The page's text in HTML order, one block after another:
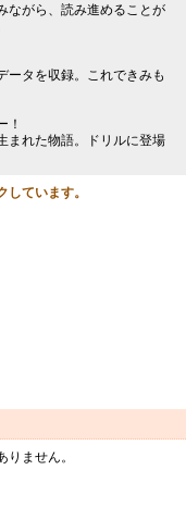
ながら、読み進めることが
ータを収録。これできみも
！
まれた物語。ドリルに登場
ています。
ません。